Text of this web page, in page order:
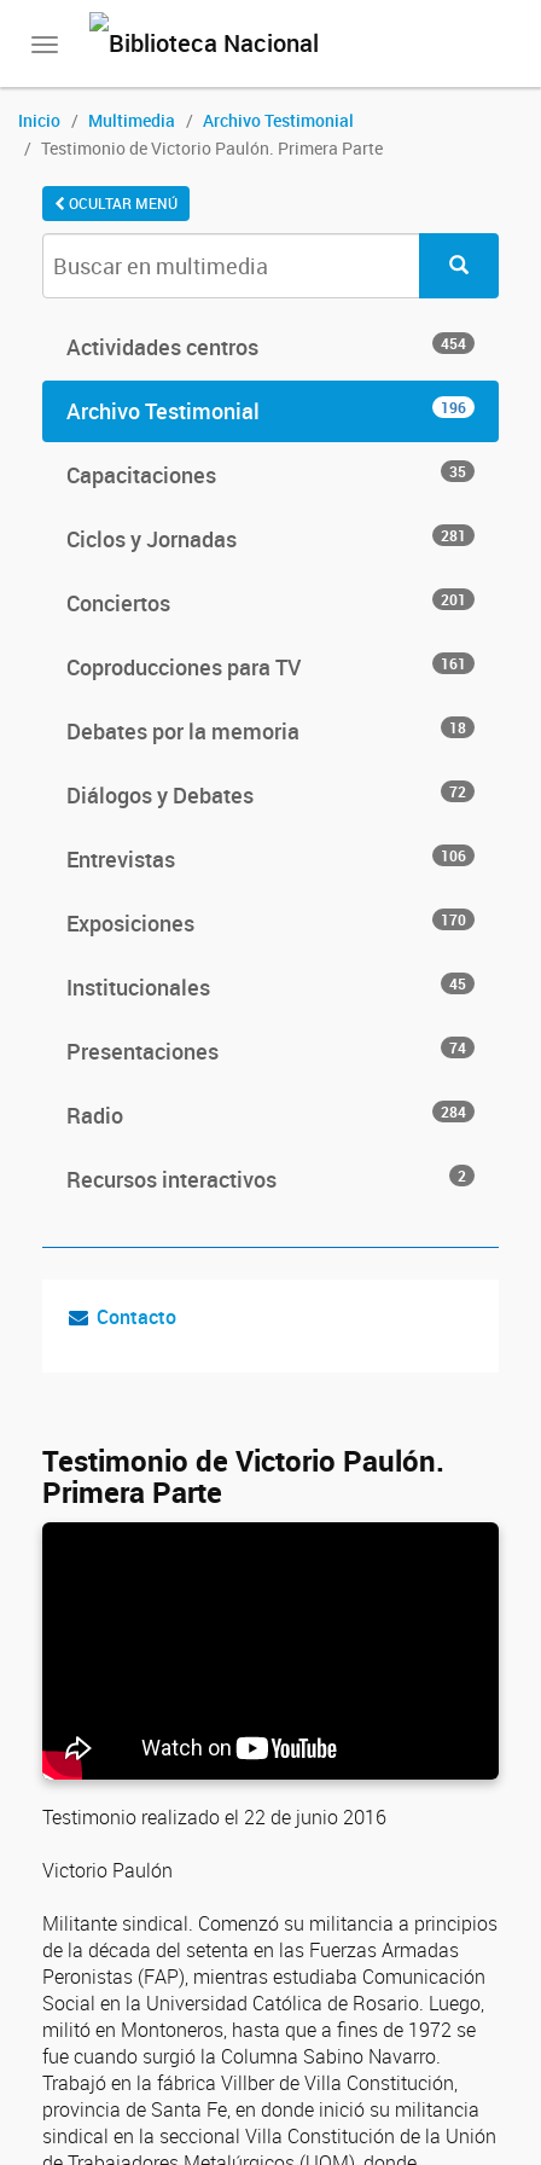
Toggle
Inicio Multimedia
Archivo Testimonial
Testimonio de Victorio Paulón. Primera Parte
OCULTAR MENÚ
Actividades centros 454
Archivo Testimonial 196
Capacitaciones 35
Ciclos y Jornadas 281
Conciertos 201
Coproducciones para TV 161
Debates por la memoria 18
Diálogos y Debates 72
Entrevistas 106
Exposiciones 170
Institucionales 45
Presentaciones 74
Radio 284
Recursos interactivos 2
Contacto
Testimonio de Victorio Paulón.
Primera Parte
Testimonio realizado el 22 de junio 2016
Victorio Paulón
Militante sindical. Comenzó su militancia a principios
de la década del setenta en las Fuerzas Armadas
Peronistas (FAP), mientras estudiaba Comunicación
Social en la Universidad Católica de Rosario. Luego,
militó en Montoneros, hasta que a fines de 1972 se
fue cuando surgió la Columna Sabino Navarro.
Trabajó en la fábrica Villber de Villa Constitución,
provincia de Santa Fe, en donde inició su militancia
sindical en la seccional Villa Constitución de la Unión